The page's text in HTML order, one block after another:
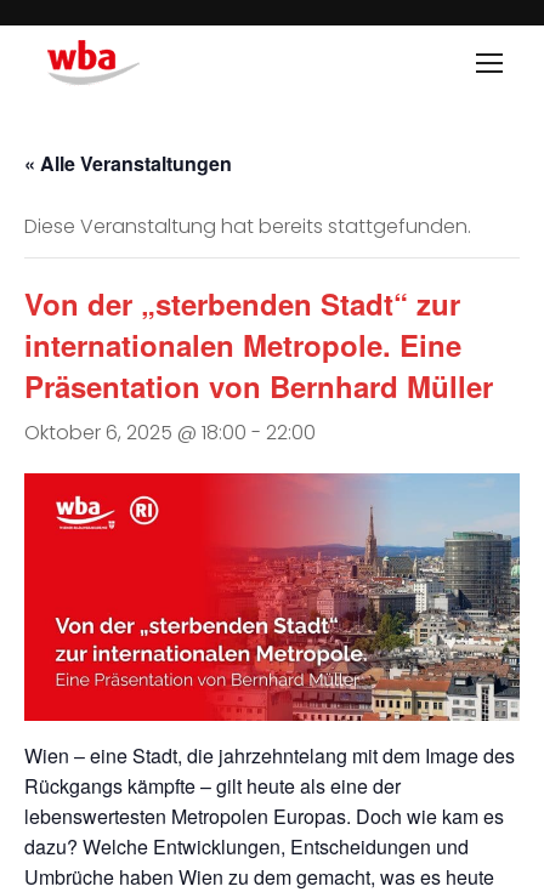
« Alle Veranstaltungen
Diese Veranstaltung hat bereits stattgefunden.
Von der „sterbenden Stadt“ zur
internationalen Metropole. Eine
Präsentation von Bernhard Müller
Oktober 6, 2025 @ 18:00 - 22:00
Wien – eine Stadt, die jahrzehntelang mit dem Image des
Rückgangs kämpfte – gilt heute als eine der
lebenswertesten Metropolen Europas. Doch wie kam es
dazu? Welche Entwicklungen, Entscheidungen und
Umbrüche haben Wien zu dem gemacht, was es heute